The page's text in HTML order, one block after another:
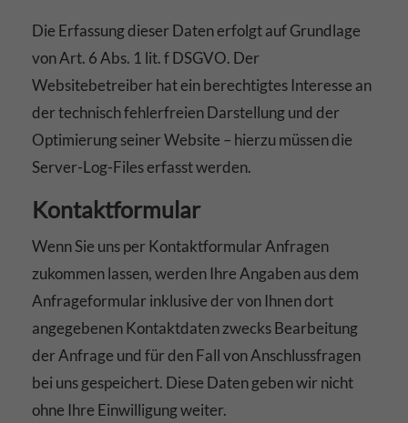
Die Erfassung dieser Daten erfolgt auf Grundlage
von Art. 6 Abs. 1 lit. f DSGVO. Der
Websitebetreiber hat ein berechtigtes Interesse an
der technisch fehlerfreien Darstellung und der
Optimierung seiner Website – hierzu müssen die
Server-Log-Files erfasst werden.
Kontaktformular
Wenn Sie uns per Kontaktformular Anfragen
zukommen lassen, werden Ihre Angaben aus dem
Anfrageformular inklusive der von Ihnen dort
angegebenen Kontaktdaten zwecks Bearbeitung
der Anfrage und für den Fall von Anschlussfragen
bei uns gespeichert. Diese Daten geben wir nicht
ohne Ihre Einwilligung weiter.